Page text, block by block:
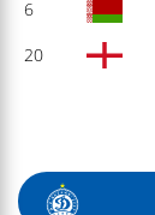
6
20